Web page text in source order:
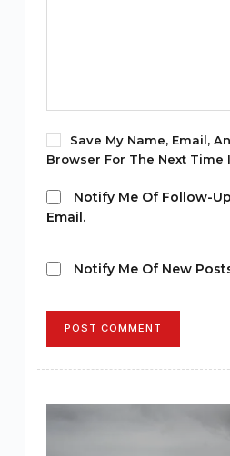
Save My Name, Email,
Browser For The Next Time
Notify Me Of Follow-
Email.
Notify Me Of New
POST COMMENT